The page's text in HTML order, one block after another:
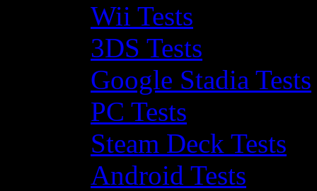
Wii Tests
3DS Tests
Google Stadia Tests
PC Tests
Steam Deck Tests
Android Tests